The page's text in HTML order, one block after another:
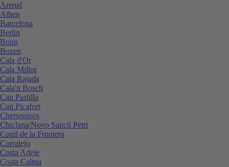
Arenal
Athen
Barcelona
Berlin
Bonn
Bozen
Cala d'Or
Cala Millor
Cala Rajada
Cala'n Bosch
Can Pastilla
Can Picafort
Chersonisos
Chiclana/Novo Sancti Petri
Conil de la Frontera
Corralejo
Costa Adeje
Costa Calma